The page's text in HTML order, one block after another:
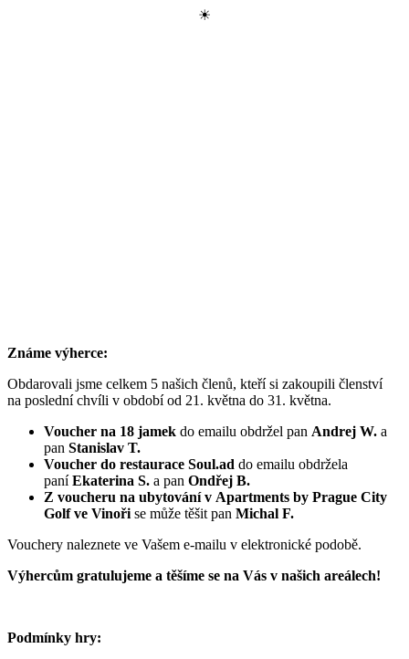
☀
Známe výherce:
Obdarovali jsme celkem 5 našich členů, kteří si zakoupili členství
na poslední chvíli v období od 21. května do 31. května.
Voucher na 18 jamek do emailu obdržel pan Andrej W. a
pan Stanislav T.
Voucher do restaurace Soul.ad do emailu obdržela
paníEkaterina S. a pan Ondřej B.
Z voucheru na ubytování v Apartments by Prague City
Golf ve Vinoři se může těšit pan Michal F.
Vouchery naleznete ve Vašem e-mailu v elektronické podobě.
Výhercům gratulujeme a těšíme se na Vás v našich areálech!
Podmínky hry: